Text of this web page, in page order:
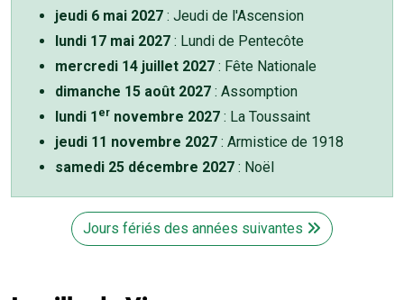
jeudi 6 mai 2027 : Jeudi de l'Ascension
lundi 17 mai 2027 : Lundi de Pentecôte
mercredi 14 juillet 2027 : Fête Nationale
dimanche 15 août 2027 : Assomption
lundi 1 er novembre 2027 : La Toussaint
jeudi 11 novembre 2027 : Armistice de 1918
samedi 25 décembre 2027 : Noël
Jours fériés des années suivantes